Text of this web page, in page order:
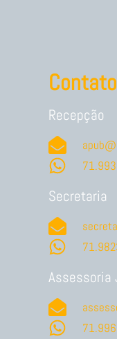
Recepção
Secretaria
Assessoria